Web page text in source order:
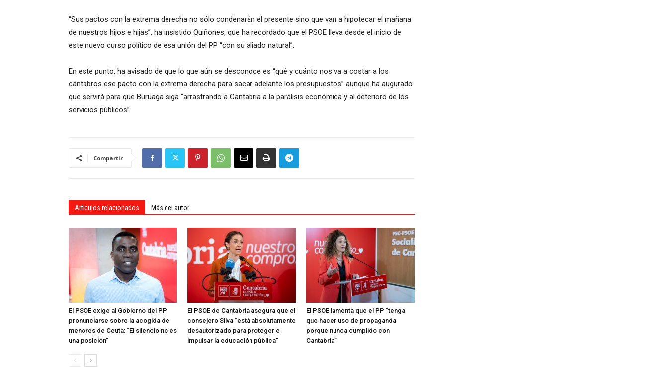
“Sus pactos con la extrema derecha no sólo condenarán el presente sino que van a hipotecar el mañana
de nuestros hijos e hijas”, ha insistido Quiñones, que ha recordado que el PSOE lleva desde el inicio de
este nuevo curso político de esa unión del PP “con su aliado natural”.
En este punto, ha avisado de que lo que aún se desconoce es “qué y cuánto nos va a costar a los
cántabros ese pacto con la extrema derecha para sacar adelante los presupuestos” aunque ha augurado
que servirá para que Buruaga siga “arrastrando a Cantabria a la parálisis económica y al deterioro de los
servicios públicos”.
Compartir
Artículos relacionados Más del autor
El PSOE exige al Gobierno del PP
pronunciarse sobre la acogida de
menores de Ceuta: “El silencio no es
una posición”
El PSOE de Cantabria asegura que el
consejero Silva “está absolutamente
desautorizado para proteger e
impulsar la educación pública”
El PSOE lamenta que el PP “tenga
que hacer uso de propaganda
porque nunca cumplido con
Cantabria”